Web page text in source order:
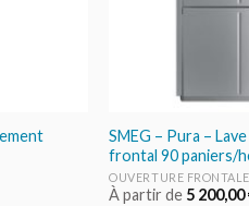
SMEG – Pura –
frontal 90 paniers/
OUVERTURE FRONTALE
À partir de 5 200,00